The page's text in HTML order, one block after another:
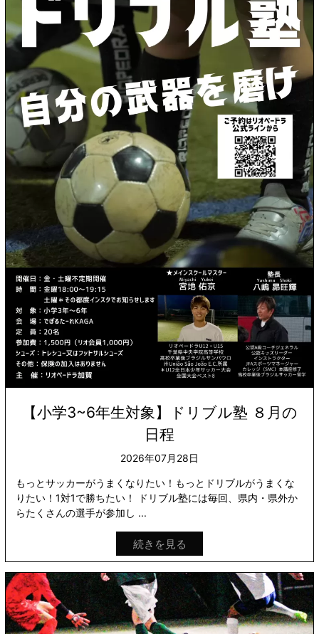
【小学3~6年生対象】ドリブル塾 ８月の
日程
2026年07月28日
もっとサッカーがうまくなりたい！もっとドリブルがうまくな
りたい！1対1で勝ちたい！ ドリブル塾には毎回、県内・県外か
らたくさんの選手が参加し ...
続きを見る